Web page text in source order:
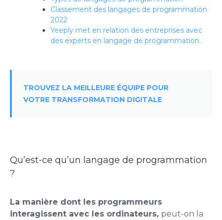
Classement des langages de programmation
2022
Yeeply met en relation des entreprises avec
des experts en langage de programmation.
TROUVEZ LA MEILLEURE ÉQUIPE POUR
VOTRE TRANSFORMATION DIGITALE
Qu’est-ce qu’un langage de programmation
?
La manière dont les programmeurs
interagissent avec les ordinateurs, peut-on la